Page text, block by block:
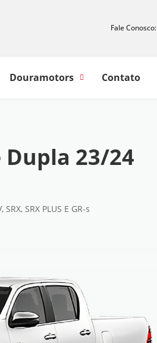
Fale Conosco:
Douramotors Contato
23/24
SRX, SRX PLUS E GR-s